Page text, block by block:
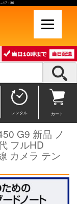
17：30
レンタル カート
G9 新品 ノ
フルHD
カメラ テン